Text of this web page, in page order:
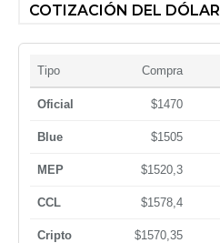
COTIZACIÓN DEL DÓLAR
Tipo Compra
Oficial $1470
Blue $1505
MEP $1520,3
CCL $1578,4
Cripto $1570,35